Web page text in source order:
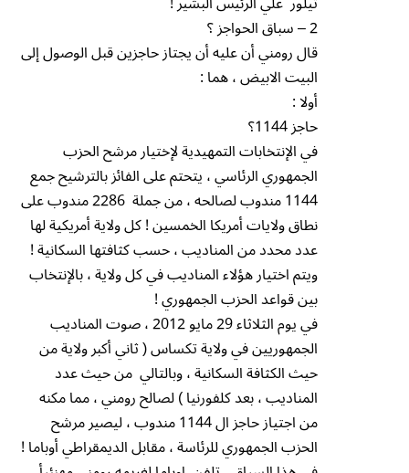
2 – سباق الحواجز ؟
قال رومني أن عليه أن يجتاز حاجزين قبل الوصول إلى
البيت الابيض ، هما :
أولا :
حاجز 1144؟
في الإنتخابات التمهيدية لإختيار مرشح الحزب
الجمهوري الرئاسي ، يتحتم على الفائز بالترشيح جمع
1144 مندوب لصالحه ، من جملة 2286 مندوب على
نطاق ولايات أمريكا الخمسين ! كل ولاية أمريكية لها
عدد محدد من المناديب ، حسب كثافتها السكانية !
ويتم اختيار هؤلاء المناديب في كل ولاية ، بالإنتخاب
بين قواعد الحزب الجمهوري !
في يوم الثلاثاء 29 مايو 2012 ، صوت المناديب
الجمهوريين في ولاية تكساس ( ثاني أكبر ولاية من
حيث الكثافة السكانية ، وبالتالي من حيث عدد
المناديب ، بعد كلفورنيا ) لصالح رومني ، مما مكنه
من اجتياز حاجز ال 1144 مندوب ، ليصير مرشح
الحزب الجمهوري للرئاسة ، مقابل الديمقراطي أوباما !